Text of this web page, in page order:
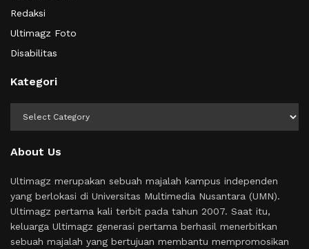
Redaksi
Ultimagz Foto
Disabilitas
Kategori
About Us
Ultimagz merupakan sebuah majalah kampus independen
yang berlokasi di Universitas Multimedia Nusantara (UMN).
Ultimagz pertama kali terbit pada tahun 2007. Saat itu,
keluarga Ultimagz generasi pertama berhasil menerbitkan
sebuah majalah yang bertujuan membantu mempromosikan